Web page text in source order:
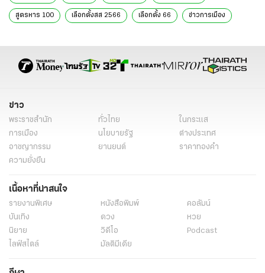
สูตรหาร 100 เลือกตั้งสส 2566 เลือกตั้ง 66 ข่าวการเมือง
ก้าวไกล ธีรัจชัย พันธุมาศ ส.ส.บัญชีรายชื่อ ก้าวไกล ข่าวทั่วไป
ข่าว
พระราชสำนัก ทั่วไทย
ในกระแส
การเมือง
นโยบายรัฐ
ต่างประเทศ
อาชญากรรม
ยานยนต์
ราคาทองคำ
ความยั่งยืน
เนื้อหาที่น่าสนใจ
รายงานพิเศษ หนังสือพิมพ์
คอลัมน์
บันเทิง
ดวง
หวย
นิยาย
วิดีโอ
Podcast
ไลฟ์สไตล์
มัลติมีเดีย